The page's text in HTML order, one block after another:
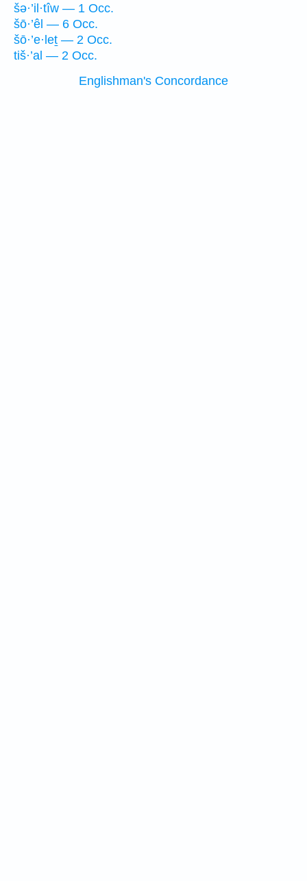
šə·’il·tîw — 1 Occ.
šō·’êl — 6 Occ.
šō·’e·leṯ — 2 Occ.
tiš·’al — 2 Occ.
Englishman's Concordance